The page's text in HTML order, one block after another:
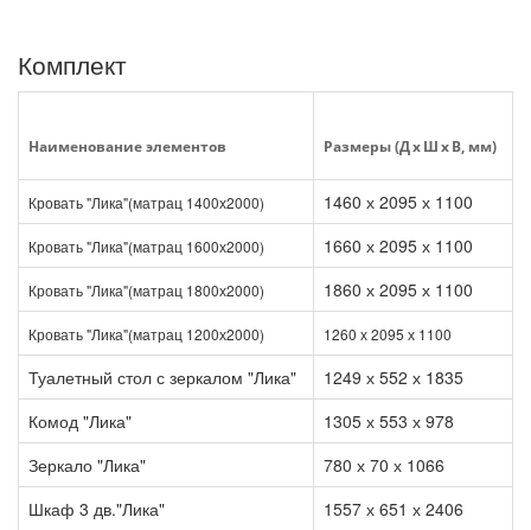
Комплект
Наименование элементов Размеры (Д x Ш x В, мм)
Кровать "Лика"(матрац 1400х2000) 1460 х 2095 х 1100
Кровать "Лика"(матрац 1600х2000) 1660 х 2095 х 1100
Кровать "Лика"(матрац 1800х2000) 1860 х 2095 х 1100
Кровать "Лика"(матрац 1200х2000) 1260 х 2095 х 1100
Туалетный стол с зеркалом "Лика"
1249 х 552 х 1835
Комод "Лика"
1305 х 553 х 978
Зеркало "Лика"
780 х 70 х 1066
Шкаф 3 дв."Лика"
1557 х 651 х 2406